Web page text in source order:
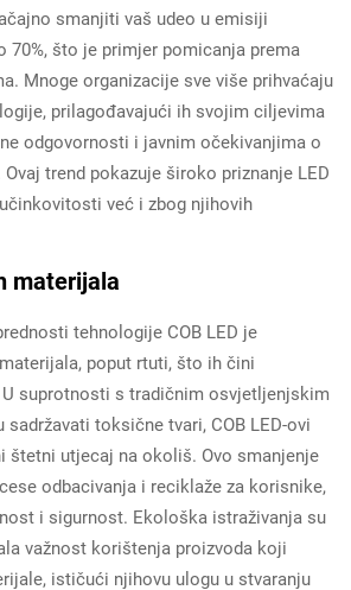
smanjiti vaš udeo u emisiji
70%, što je primjer pomicanja prema
Mnoge organizacije sve više prihvaćaju
prilagođavajući ih svojim ciljevima
odgovornosti i javnim očekivanjima o
trend pokazuje široko priznanje LED
već i zbog njihovih
materijala
tehnologije COB LED je
poput rtuti, što ih čini
suprotnosti s tradičnim osvjetljenjskim
toksične tvari, COB LED-ovi
štetni utjecaj na okoliš. Ovo smanjenje
odbacivanja i reciklaže za korisnike,
i sigurnost. Ekološka istraživanja su
važnost korištenja proizvoda koji
ističući njihovu ulogu u stvaranju